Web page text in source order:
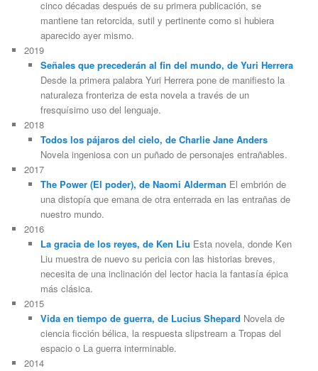
cinco décadas después de su primera publicación, se
mantiene tan retorcida, sutil y pertinente como si hubiera
aparecido ayer mismo.
2019
Señales que precederán al fin del mundo, de Yuri Herrera
Desde la primera palabra Yuri Herrera pone de manifiesto la
naturaleza fronteriza de esta novela a través de un
fresquísimo uso del lenguaje.
2018
Todos los pájaros del cielo, de Charlie Jane Anders
Novela ingeniosa con un puñado de personajes entrañables.
2017
The Power (El poder), de Naomi Alderman El embrión de
una distopía que emana de otra enterrada en las entrañas de
nuestro mundo.
2016
La gracia de los reyes, de Ken Liu Esta novela, donde Ken
Liu muestra de nuevo su pericia con las historias breves,
necesita de una inclinación del lector hacia la fantasía épica
más clásica.
2015
Vida en tiempo de guerra, de Lucius Shepard Novela de
ciencia ficción bélica, la respuesta slipstream a Tropas del
espacio o La guerra interminable.
2014